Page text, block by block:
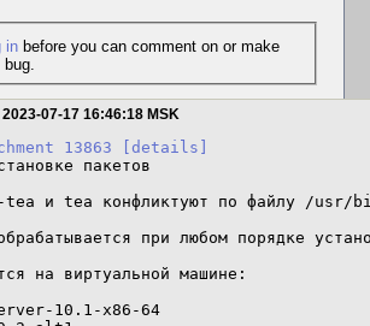
inbefore you can comment on or make
2023-07-17 16:46:18 MSK
13863
[details]
пакетов
tea и tea конфликтуют по файлу /usr/
при любом порядке
на виртуальной машине:
10.1-x86-64